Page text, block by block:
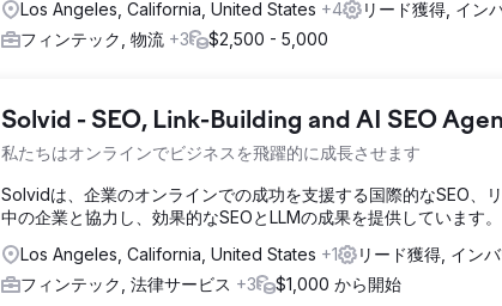
Los Angeles, California, United States +4 リード獲得, イン
フィンテック, 物流 +3 $2,500 - 5,000
Solvid - SEO, Link-Building and AI SEO
私たちはオンラインでビジネスを飛躍的に成長させます
Solvidは、企業のオンラインでの成功を支援する国際的なSEO、
中の企業と協力し、効果的なSEOとLLMの成果を提供しています。
Los Angeles, California, United States +1 リード獲得, イン
フィンテック, 法律サービス +3 $1,000 から開始